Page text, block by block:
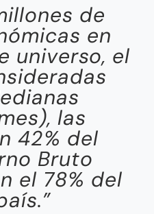
de
en
universo, el
las
42% del
Bruto
el 78% del